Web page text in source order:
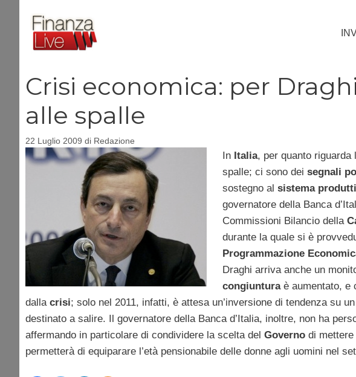
contenuto
Crisi economica: per
alle spalle
22 Luglio 2009 di Redazione
In Italia, per quanto riguarda
spalle; ci sono dei segnali
sostegno al sistema
governatore della Banca
Commissioni Bilancio della
durante la quale si è
Programmazione
Draghi arriva anche un
congiunturaè aumentato, e
dalla crisi; solo nel 2011, infatti, è attesa un’inversione di tendenza su
destinato a salire. Il governatore della Banca d’Italia, inoltre, non ha
affermando in particolare di condividere la scelta del Governo di mettere
permetterà di equiparare l’età pensionabile delle donne agli uomini nel